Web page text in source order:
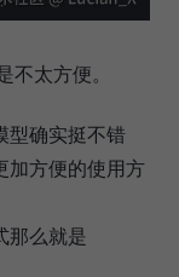
太方便。
型确实挺不错
加方便的使用方
那么就是